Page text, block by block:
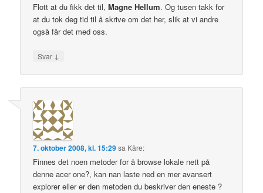
Flott at du fikk det til,Magne Hellum. Og tusen takk for
at du tok deg tid til å skrive om det her, slik at vi andre
også får det med oss.
Svar ↓
7. oktober 2008, kl. 15:29sa Kåre:
Finnes det noen metoder for å browse lokale nett på
denne acer one?, kan nan laste ned en mer avansert
explorer eller er den metoden du beskriver den eneste ?